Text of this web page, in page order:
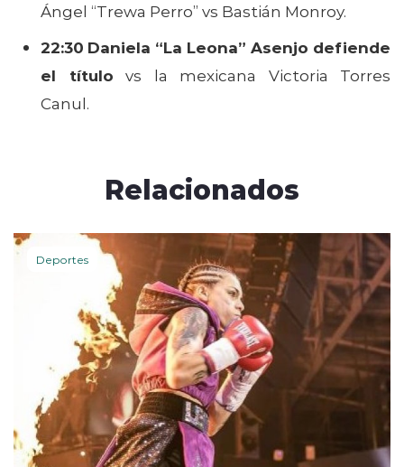
Ángel “Trewa Perro” vs Bastián Monroy.
22:30 Daniela “La Leona” Asenjo defiende
el título vs la mexicana Victoria Torres
Canul.
Relacionados
Deportes